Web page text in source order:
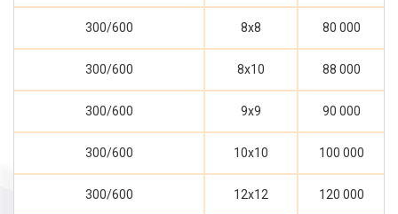
300/600 8x8 80 000
300/600 8x10 88 000
300/600 9x9 90 000
300/600 10x10 100 000
300/600 12x12 120 000